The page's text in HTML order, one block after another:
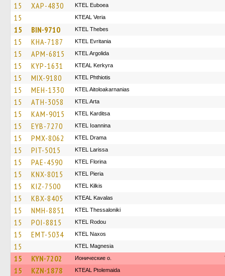
15 XAP-4830 ΚΤΕL Euboea
15 KTEAL Veria
15 BIN-9710 KTEL Thebes
15 KHA-7187 ΚΤΕL Evritania
15 APM-6815 KTEL Argolida
15 KYP-1631 KTEAL Kerkyra
15 MIX-9180 ΚΤΕL Phthiotis
15 MEH-1330 KTEL Aitoloakarnanias
15 ATH-3058 KTEL Arta
15 KAM-9015 ΚΤΕL Karditsa
15 EYB-7270 KTEL Ioannina
15 PMX-8062 KTEL Drama
15 PIT-5015 KTEL Larissa
15 PAE-4590 KTEL Florina
15 KNX-8015 KTEL Pieria
15 KIZ-7500 KTEL Kilkis
15 KBX-8405 KTEAL Kavalas
15 NMH-8851 KTEL Thessaloniki
15 POI-8815 ΚΤΕL Rodou
15 EMT-5034 KTEL Naxos
15 ΚΤΕL Magnesia
15 KYN-7202 Ионические о.
15 KZN-1878 KTEAL Ptolemaida